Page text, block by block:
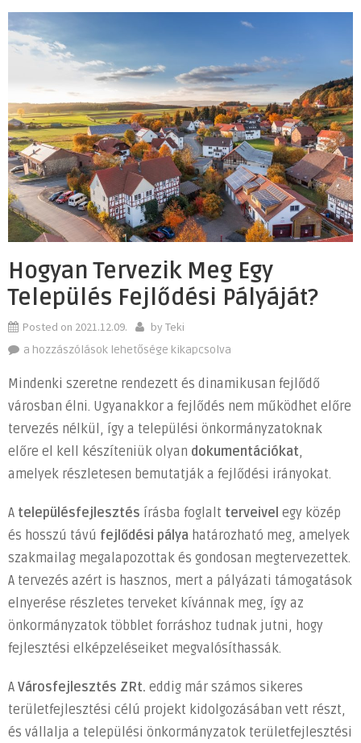
Hogyan Tervezik Meg Egy
Település Fejlődési Pályáját?
Posted on 2021.12.09. by Teki
Hogyan
meg
egy
település
fejlődési
pályáját?
a hozzászólások lehetősége kikapcsolva
Mindenki szeretne rendezett és dinamikusan fejlődő
városban élni. Ugyanakkor a fejlődés nem működhet előre
tervezés nélkül, így a települési önkormányzatoknak
előre el kell készíteniük olyan dokumentációkat,
amelyek részletesen bemutatják a fejlődési irányokat.
A településfejlesztés írásba foglalt terveivel egy közép
és hosszú távú fejlődési pálya határozható meg, amelyek
szakmailag megalapozottak és gondosan megtervezettek.
A tervezés azért is hasznos, mert a pályázati támogatások
elnyerése részletes terveket kívánnak meg, így az
önkormányzatok többlet forráshoz tudnak jutni, hogy
fejlesztési elképzeléseiket megvalósíthassák.
A Városfejlesztés ZRt. eddig már számos sikeres
területfejlesztési célú projekt kidolgozásában vett részt,
és vállalja a települési önkormányzatok területfejlesztési